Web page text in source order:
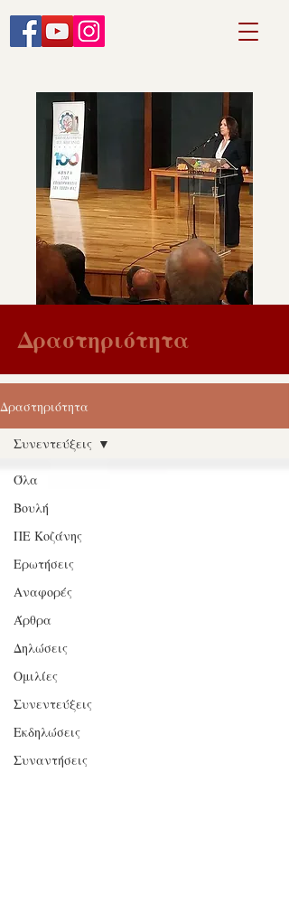
Δραστηριότητα
Δραστηριότητα
Όλα
Βουλή
ΠΕ Κοζάνης
Ερωτήσεις
Αναφορές
Άρθρα
Δηλώσεις
Ομιλίες
Συνεντεύξεις
Εκδηλώσεις
Συναντήσεις
Συνεντεύξεις